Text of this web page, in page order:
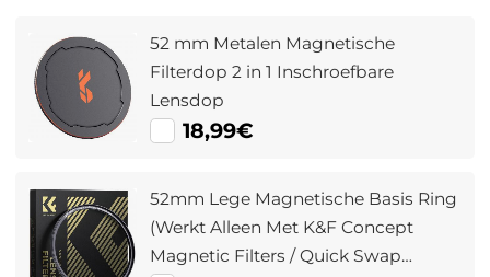
52 mm Metalen Magnetische
Filterdop 2 in 1 Inschroefbare
Lensdop
18,99€
52mm Lege Magnetische Basis Ring
(Werkt Alleen Met K&F Concept
Magnetic Filters / Quick Swap